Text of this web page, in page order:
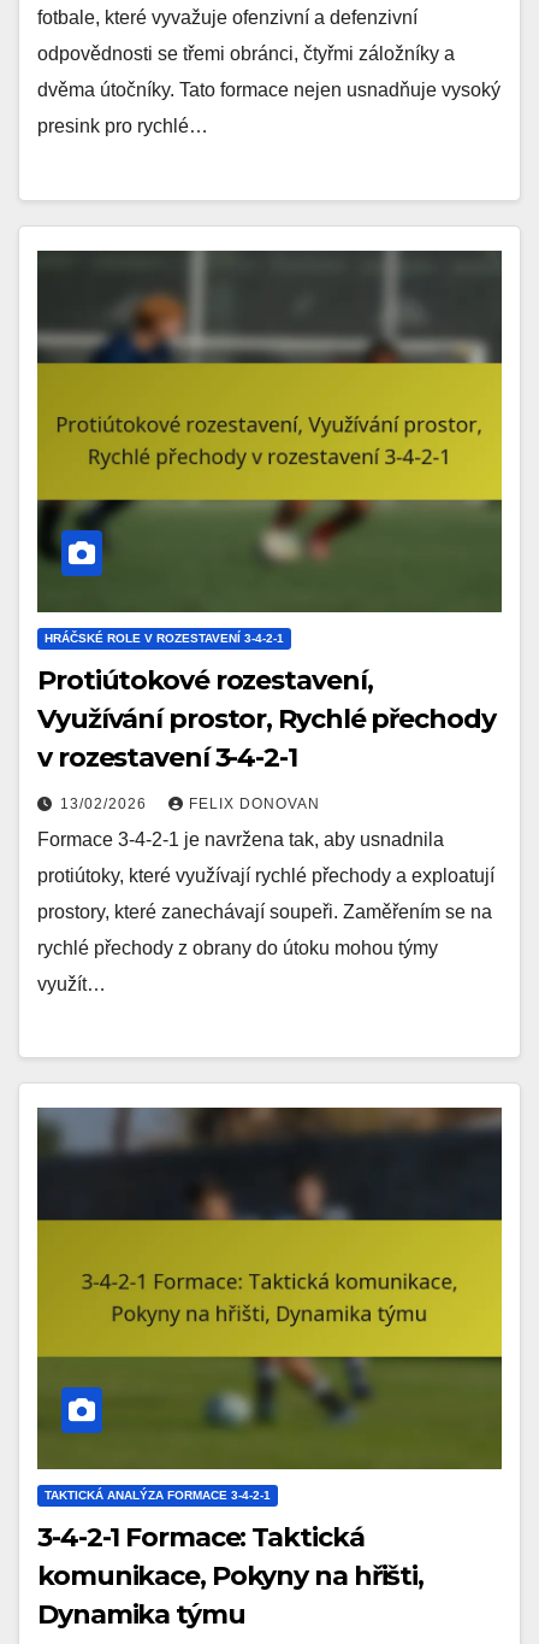
fotbale, které vyvažuje ofenzivní a defenzivní
odpovědnosti se třemi obránci, čtyřmi záložníky a
dvěma útočníky. Tato formace nejen usnadňuje vysoký
presink pro rychlé…
HRÁČSKÉ ROLE V ROZESTAVENÍ 3-4-2-1
Protiútokové rozestavení,
Využívání prostor, Rychlé přechody
v rozestavení 3-4-2-1
13/02/2026 FELIX DONOVAN
Formace 3-4-2-1 je navržena tak, aby usnadnila
protiútoky, které využívají rychlé přechody a exploatují
prostory, které zanechávají soupeři. Zaměřením se na
rychlé přechody z obrany do útoku mohou týmy
využít…
TAKTICKÁ ANALÝZA FORMACE 3-4-2-1
3-4-2-1 Formace: Taktická
komunikace, Pokyny na hřišti,
Dynamika týmu